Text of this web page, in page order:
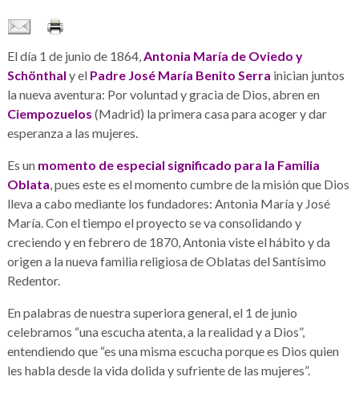
El día 1 de junio de 1864, Antonia María de Oviedo y
Schönthal y el Padre José María Benito Serra inician juntos
la nueva aventura: Por voluntad y gracia de Dios, abren en
Ciempozuelos (Madrid) la primera casa para acoger y dar
esperanza a las mujeres.
Es un momento de especial significado para la Familia
Oblata , pues este es el momento cumbre de la misión que Dios
lleva a cabo mediante los fundadores: Antonia María y José
María. Con el tiempo el proyecto se va consolidando y
creciendo y en febrero de 1870, Antonia viste el hábito y da
origen a la nueva familia religiosa de Oblatas del Santísimo
Redentor.
En palabras de nuestra superiora general, el 1 de junio
celebramos “una escucha atenta, a la realidad y a Dios”,
entendiendo que “es una misma escucha porque es Dios quien
les habla desde la vida dolida y sufriente de las mujeres”.